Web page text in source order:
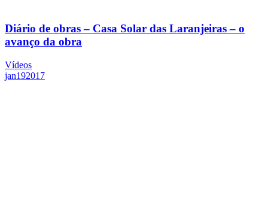
Diário de obras – Casa Solar das Laranjeiras – o
avanço da obra
Vídeos
jan192017